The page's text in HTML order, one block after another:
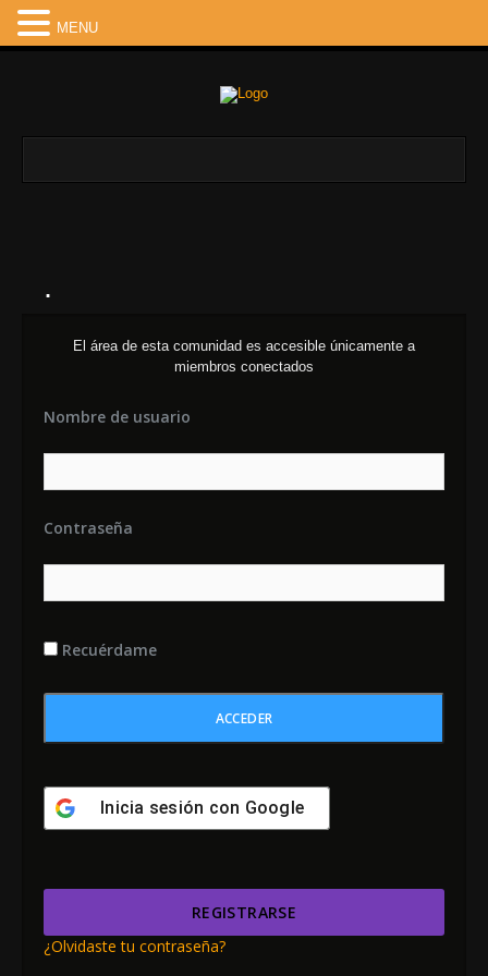
.
El área de esta comunidad es accesible únicamente a
miembros conectados
Nombre de usuario
Contraseña
Recuérdame
Inicia sesión con Google
REGISTRARSE
¿Olvidaste tu contraseña?
MENU